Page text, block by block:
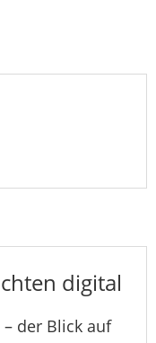
digital
der Blick auf